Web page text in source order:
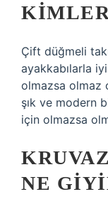
Çift düğmeli
ayakkabılarla
olmazsa olmaz
şık ve modern
için olmazsa
NE